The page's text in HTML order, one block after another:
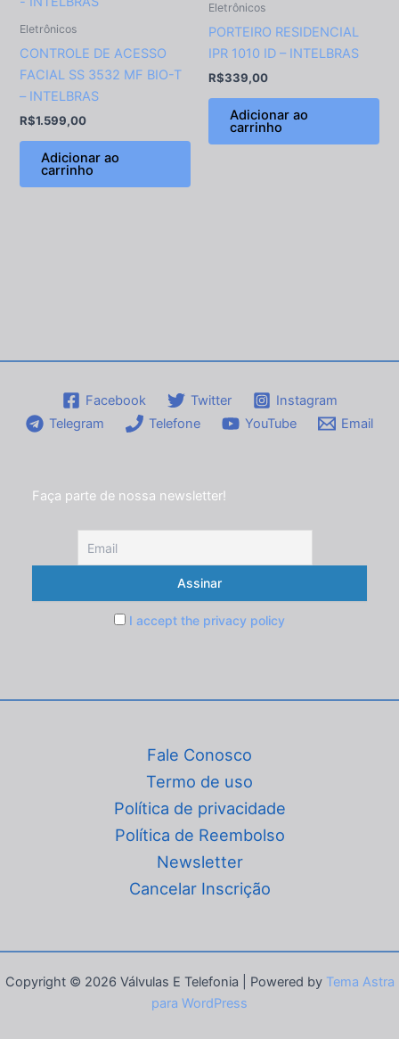
Eletrônicos
CONTROLE DE ACESSO
FACIAL SS 3532 MF BIO-T
– INTELBRAS
R$1.599,00
Adicionar ao
carrinho
Eletrônicos
PORTEIRO RESIDENCIAL
IPR 1010 ID – INTELBRAS
R$339,00
Adicionar ao
carrinho
Facebook Twitter
Instagram
Telegram
Telefone YouTube Email
Faça parte de nossa newsletter!
I accept the privacy policy
Fale Conosco
Termo de uso
Política de privacidade
Política de Reembolso
Newsletter
Cancelar Inscrição
Copyright © 2026 Válvulas E Telefonia | Powered by Tema Astra
para WordPress